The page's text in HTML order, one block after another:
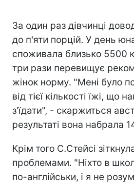
За один раз дівчинці
до п'яти порцій. У день
споживала близько 5500
три рази перевищує
жінок норму. "Мені було
від тієї кількості їжі, що
з'їдати", - скаржиться
результаті вона набрала
Крім того С.Стейсі
проблемами. "Ніхто в
по-англійськи, і я не